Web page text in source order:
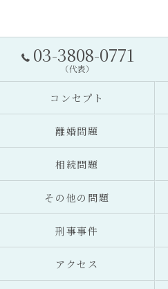
03-3808-0771
（代表）
コンセプト
離婚問題
相続問題
その他の問題
刑事事件
アクセス